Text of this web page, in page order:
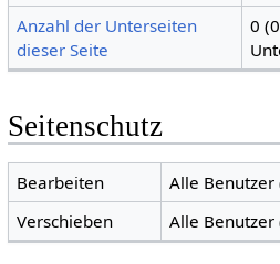
Anzahl der Unterseiten
dieser Seite
0
Seitenschutz
Bearbeiten
Alle Benutzer
Verschieben
Alle Benutzer